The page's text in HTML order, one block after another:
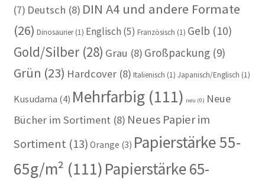
(7) Deutsch (8) DIN A4 und andere Formate
(26) Dinosaurier(1) Englisch (5) Französisch (1) Gelb (10)
Gold/Silber(28) Grau (8) Großpackung(9)
Grün (23) Hardcover(8) Italienisch (1) Japanisch/Englisch (1)
Kusudama (4) Mehrfarbig(111) neu (0) Neue
Bücher im Sortiment (8) Neues Papier im
Sortiment(13) Orange (3) Papierstärke 55-
65g/m² (111) Papierstärke 65-